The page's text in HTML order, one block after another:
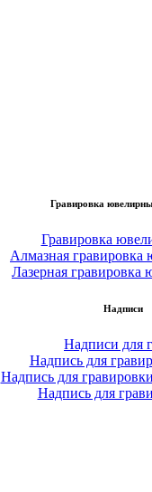
Гравировка
Гравировка
Алмазная гравировка
Лазерная гравировка
Надписи
Надписи для
Надпись для
Надпись для
Надпись для